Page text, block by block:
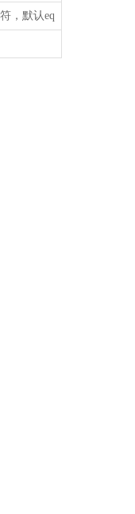
，默认eq